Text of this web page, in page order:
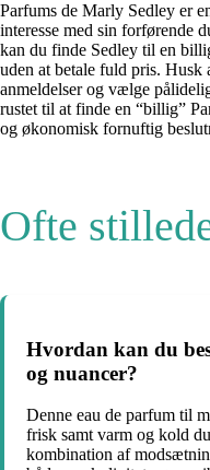
Parfums de Marly Sedley er
interesse med sin forførende
kan du finde Sedley til en
uden at betale fuld pris.
anmeldelser og vælge
rustet til at finde en “billig”
og økonomisk fornuftig
Ofte
Hvordan kan du
og nuancer?
Denne eau de parfum til
frisk samt varm og kold
kombination af